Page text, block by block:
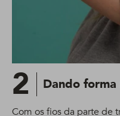
2 Dando
Com os fios da parte de